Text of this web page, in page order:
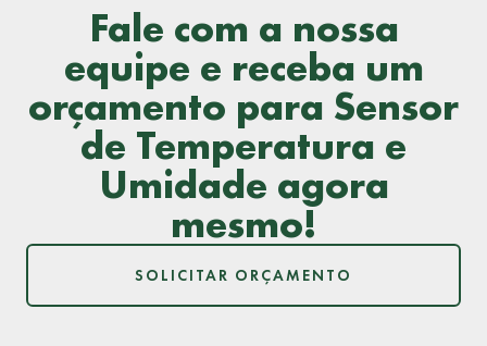
Fale com a nossa
equipe e receba um
orçamento para Sensor
de Temperatura e
Umidade agora
mesmo!
SOLICITAR ORÇAMENTO